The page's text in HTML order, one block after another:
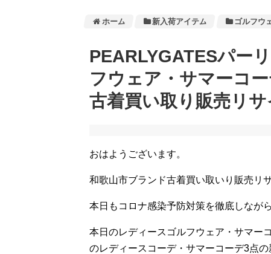
ホーム 新入荷アイテム ゴルフウ
PEARLYGATESパー
フウェア・サマーコ
古着買い取り販売リ
おはようございます。
和歌山市ブランド古着買い取いり販売リ
本日もコロナ感染予防対策を徹底しなが
本日のレディースゴルフウェア・サマー
のレディースコーデ・サマーコーデ3点の